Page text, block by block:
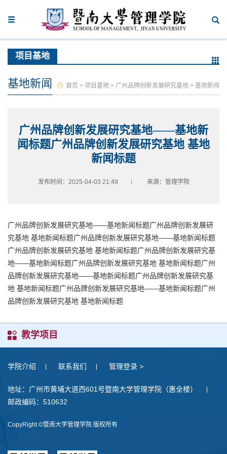
项目基地
基地新闻 首页 > 项目基地 > 广州品牌创新发展研究基地 > 基地新闻
广州品牌创新发展研究基地——基地新
闻标题广州品牌创新发展研究基地 基地
新闻标题
发布时间：2025-04-03 21:49 来源：管理学院
广州品牌创新发展研究基地——基地新闻标题广州品牌创新发展研
究基地 基地新闻标题广州品牌创新发展研究基地——基地新闻标题
广州品牌创新发展研究基地 基地新闻标题广州品牌创新发展研究基
地——基地新闻标题广州品牌创新发展研究基地 基地新闻标题广州
品牌创新发展研究基地——基地新闻标题广州品牌创新发展研究基
地 基地新闻标题广州品牌创新发展研究基地——基地新闻标题广州
品牌创新发展研究基地 基地新闻标题
教学项目
学院介绍 联系我们 管理登录 >
地址：广州市黄埔大道西601号暨南大学管理学院（惠全楼）
邮政编码：510632
CopyRight ©暨南大学管理学院 版权所有